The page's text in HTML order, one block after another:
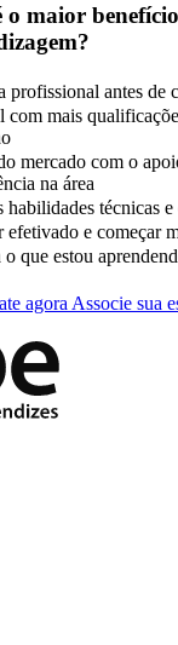
o maior
profissional antes de
com mais
mercado com o
na área
técnicas
efetivado e começar
que estou
agora Associe sua